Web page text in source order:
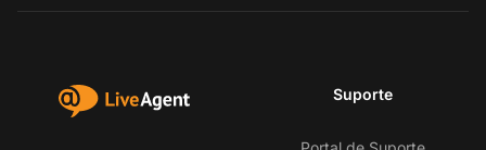
Suporte